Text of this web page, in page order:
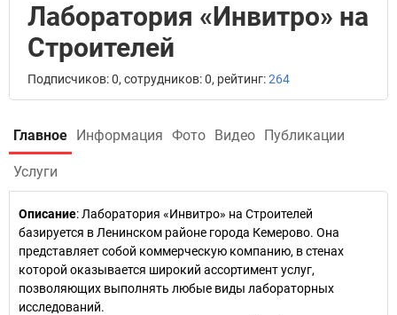
Лаборатория «Инвитро» на
Строителей
Подписчиков: 0, сотрудников: 0, рейтинг:264
Главное Информация Фото Видео Публикации
Услуги
Описание: Лаборатория «Инвитро» на Строителей
базируется в Ленинском районе города Кемерово. Она
представляет собой коммерческую компанию, в стенах
которой оказывается широкий ассортимент услуг,
позволяющих выполнять любые виды лабораторных
исследований.